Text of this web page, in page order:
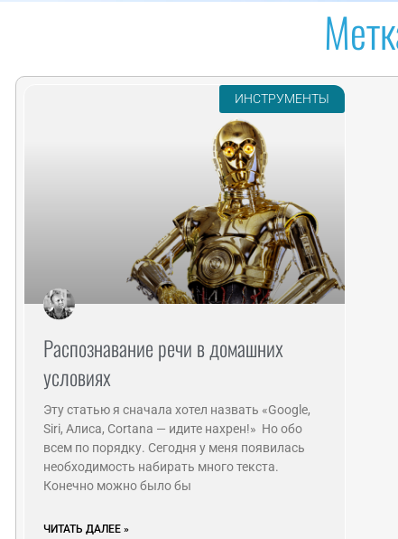
ИНСТРУМЕНТЫ
Распознавание речи в домашних
условиях
Эту статью я сначала хотел назвать «Google,
Siri, Алиса, Cortana — идите нахрен!» Но обо
всем по порядку. Сегодня у меня появилась
необходимость набирать много текста.
Конечно можно было бы
ЧИТАТЬ ДАЛЕЕ »